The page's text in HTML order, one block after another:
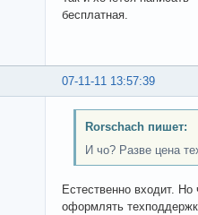
бесплатная.
07-11-11 13:57:39
Rorschach пишет:
И чо? Разве цена
Естественно входит.
оформлять